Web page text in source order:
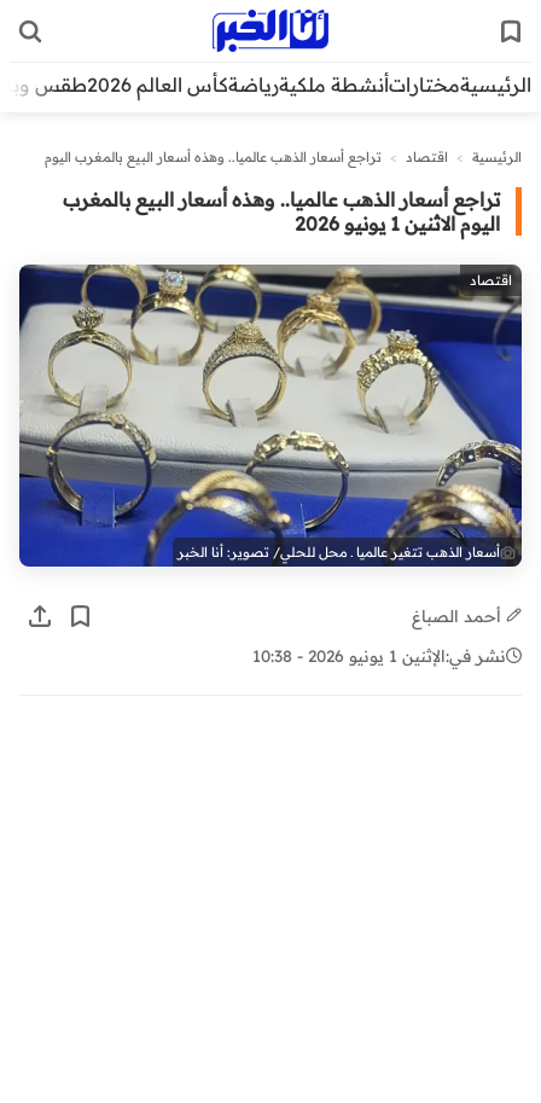
الرئيسيةمختاراتأنشطة ملكيةرياضةكأس العالم 2026 طقس
الرئيسية > اقتصاد >
تراجع أسعار الذهب عالميا.. وهذه أسعار البيع بالمغرب اليوم
تراجع أسعار الذهب عالميا.. وهذه أسعار البيع بالمغرب
اليوم الاثنين 1 يونيو 2026
اقتصاد
أسعار الذهب تتغير عالميا ـ محل للحلي/ تصوير: أنا الخبر
أحمد الصباغ
نشر في:الإثنين 1 يونيو 2026 - 10:38